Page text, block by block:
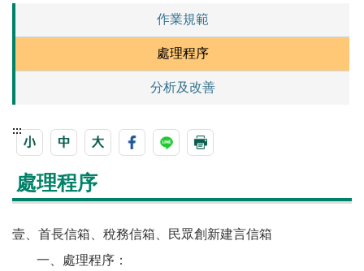
作業規範
處理程序
分析及改善
:::
處理程序
壹、首長信箱、稅務信箱、民眾創新建言信箱
一、處理程序：